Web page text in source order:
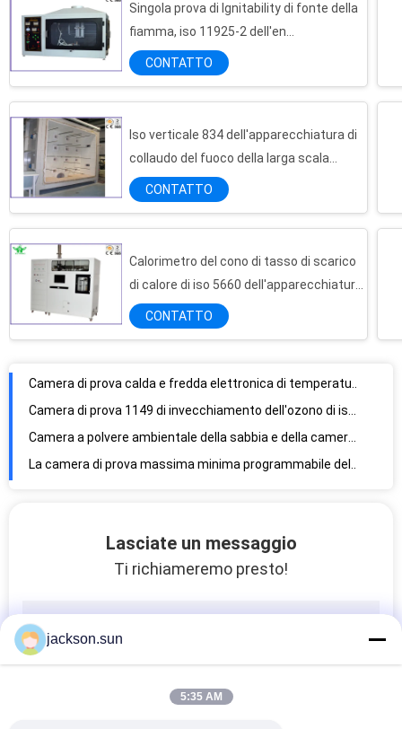
Singola prova di Ignitability di fonte della
fiamma, iso 11925-2 dell'en
dell'apparecchiatura della prova di
infiammabilità
CONTATTO
Iso verticale 834 dell'apparecchiatura di
collaudo del fuoco della larga scala
ASTM E119 per i prodotti della
costruzione
CONTATTO
Calorimetro del cono di tasso di scarico
di calore di iso 5660 dell'apparecchiatura
di collaudo del fuoco di ASTM E1354
CONTATTO
La camera di prova massima minima programmabile della temperatura con aria si è raffreddata/raffreddato ad acqua
Facile faccia funzionare la camera di prova ambientale placcano la macchina ASTM B117 della prova di spruzzo del sale
Macchina per colata continua LCD della macchina di prova della mobilia/tester durevolezza della sedia con gli accessori
macchina di prova di riciclaggio della mobilia della parte girevole della sedia di 350~600mm che ricambia velocità 8~9Rpm
Lasciate un messaggio
Ti richiameremo presto!
jackson.sun
5:35 AM